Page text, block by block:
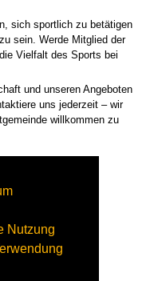
Nutzung
sich sportlich zu betätigen
sein. Werde Mitglied der
Vielfalt des Sports bei
und unseren Angeboten
uns jederzeit – wir
willkommen zu